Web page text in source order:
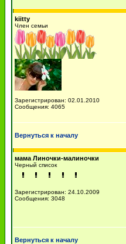
kiitty
Член семьи
Зарегистрирован: 02.01.2010
Сообщения: 4065
Вернуться к началу
мама Линочки-малиночки
Черный список
Зарегистрирован: 24.10.2009
Сообщения: 3048
Вернуться к началу